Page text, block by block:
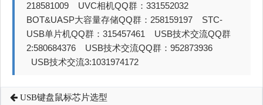
218581009 UVC相机QQ群：331552032
BOT&UASP大容量存储QQ群：258159197 STC-
USB单片机QQ群：315457461 USB技术交流QQ群
2:580684376 USB技术交流QQ群：952873936
USB技术交流3:1031974172
USB键盘鼠标芯片选型